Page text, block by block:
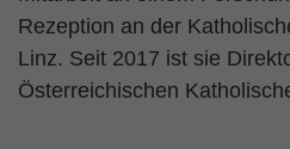
Rezeption an der
Linz. Seit 2017 ist sie
Österreichischen